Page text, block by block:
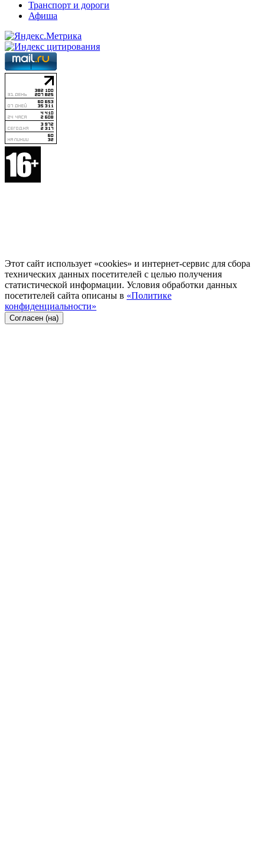
Транспорт и дороги
Афиша
Этот сайт использует «cookies» и интернет-сервис для сбора
технических данных посетителей с целью получения
статистической информации. Условия обработки данных
посетителей сайта описаны в «Политике
конфиденциальности»
Согласен (на)